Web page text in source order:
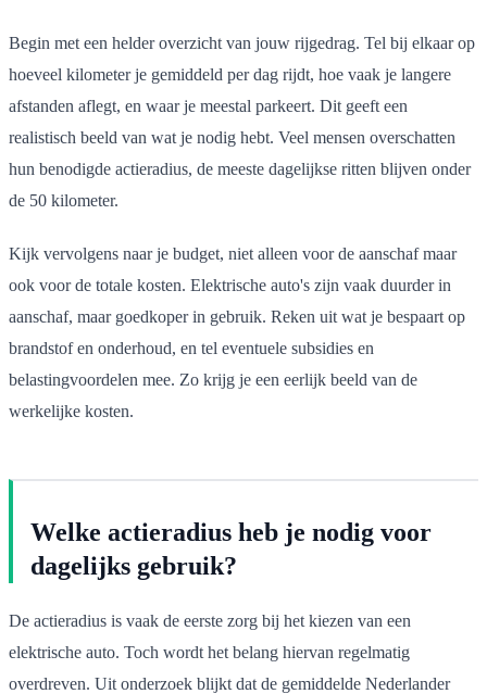
Begin met een helder overzicht van jouw rijgedrag. Tel bij elkaar op
hoeveel kilometer je gemiddeld per dag rijdt, hoe vaak je langere
afstanden aflegt, en waar je meestal parkeert. Dit geeft een
realistisch beeld van wat je nodig hebt. Veel mensen overschatten
hun benodigde actieradius, de meeste dagelijkse ritten blijven onder
de 50 kilometer.
Kijk vervolgens naar je budget, niet alleen voor de aanschaf maar
ook voor de totale kosten. Elektrische auto's zijn vaak duurder in
aanschaf, maar goedkoper in gebruik. Reken uit wat je bespaart op
brandstof en onderhoud, en tel eventuele subsidies en
belastingvoordelen mee. Zo krijg je een eerlijk beeld van de
werkelijke kosten.
Welke actieradius heb je nodig voor
dagelijks gebruik?
De actieradius is vaak de eerste zorg bij het kiezen van een
elektrische auto. Toch wordt het belang hiervan regelmatig
overdreven. Uit onderzoek blijkt dat de gemiddelde Nederlander